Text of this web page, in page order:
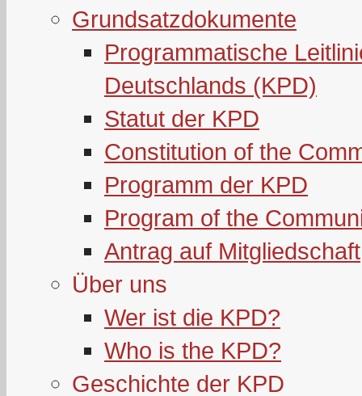
Grundsatzdokumente
Programmatische
Deutschlands (KPD)
Statut der KPD
Constitution of the
Programm der KPD
Program of the
Antrag auf Mitgliedschaft
Über uns
Wer ist die KPD?
Who is the KPD?
Geschichte der KPD